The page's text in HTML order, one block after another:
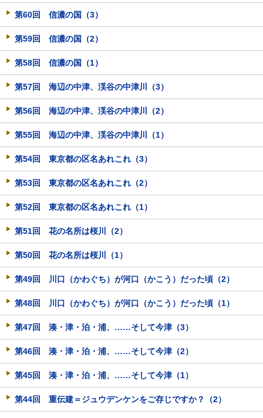
第60回 信濃の国（3）
第59回 信濃の国（2）
第58回 信濃の国（1）
第57回 海辺の中津、渓谷の中津川（3）
第56回 海辺の中津、渓谷の中津川（2）
第55回 海辺の中津、渓谷の中津川（1）
第54回 東京都の区名あれこれ（3）
第53回 東京都の区名あれこれ（2）
第52回 東京都の区名あれこれ（1）
第51回 花の名所は桜川（2）
第50回 花の名所は桜川（1）
第49回 川口（かわぐち）が河口（かこう）だった頃（2）
第48回 川口（かわぐち）が河口（かこう）だった頃（1）
第47回 湊・津・泊・浦、……そして今津（3）
第46回 湊・津・泊・浦、……そして今津（2）
第45回 湊・津・泊・浦、……そして今津（1）
第44回 重伝建＝ジュウデンケンをご存じですか？（2）